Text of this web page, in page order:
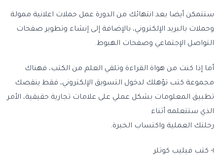
ستتمكن أيضا بعد انتهائك من الدورة عمل حملات اعلانية ممولة
وحملات بالبريد الإلكتروني، بالإضافة إلى إنشاء وتطوير صفحات
التواصل الإجتماعي وصفحات الهبوط.
أما إذا كنت من هواة القراءة وتلقي العلم من الكتب، فهناك
مجموعة كتب تؤهلك لدخول التسويق الإلكتروني، فقط ينقصك
تطبيق المعلومات بشكل عملي على علامات تجارية حقيقية، الأمر
الذي ستتعلمه أثناء
رحلتك العملية واكتساب الخبرة.
١- كتب فيليب كوتلر